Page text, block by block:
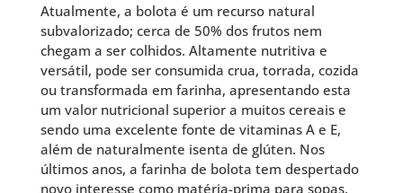
Atualmente, a bolota é um recurso natural
subvalorizado; cerca de 50% dos frutos nem
chegam a ser colhidos. Altamente nutritiva e
versátil, pode ser consumida crua, torrada, cozida
ou transformada em farinha, apresentando esta
um valor nutricional superior a muitos cereais e
sendo uma excelente fonte de vitaminas A e E,
além de naturalmente isenta de glúten. Nos
últimos anos, a farinha de bolota tem despertado
novo interesse como matéria-prima para sopas,